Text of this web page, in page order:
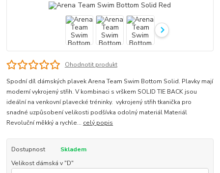
Ohodnotit produkt
Spodní díl dámských plavek Arena Team Swim Bottom Solid. Plavky mají
moderní vykrojený střih. V kombinaci s vrškem SOLID TIE BACK jsou
ideální na venkovní plavecké tréninky. vykrojený střih tkanička pro
snadné uzpůsobení velikosti podšívka odolný materiál Materiál
Revoluční měkký a rychle... celý popis
Dostupnost
Skladem
Velikost dámská v "D"